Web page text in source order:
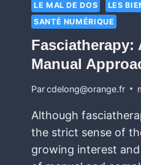
LE MAL DE DOS
LES
SANTÉ NUMÉRIQUE
Fasciatherapy:
Manual
Parcdelong@orange.fr
Although
the strict sense of
growing interest